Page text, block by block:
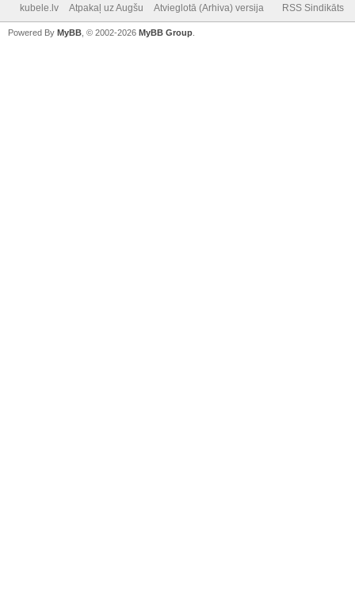
kubele.lv Atpakaļ uz Augšu Atvieglotā (Arhiva) versija RSS Sindikāts
Powered By MyBB , © 2002-2026 MyBB Group